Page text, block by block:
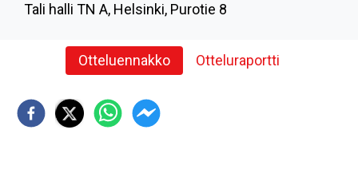
Tali halli TN A, Helsinki, Purotie 8
Otteluennakko Otteluraportti